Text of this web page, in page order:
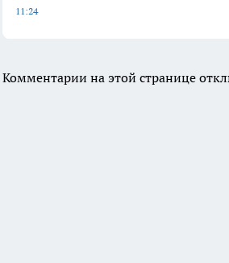
11:24
Комментарии на этой странице